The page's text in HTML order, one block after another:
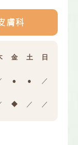
膚科
金 土 日
● ● ／
◆ ／ ／